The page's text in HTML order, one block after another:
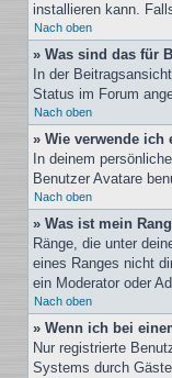
installieren kann.
Nach oben
» Was sind das für
In der
Status im Forum
Nach oben
» Wie verwende ich
In deinem
Benutzer Avatare
Nach oben
» Was ist mein
Ränge, die unter
eines Ranges nicht
ein Moderator oder
Nach oben
» Wenn ich bei
Nur registrierte
Systems durch